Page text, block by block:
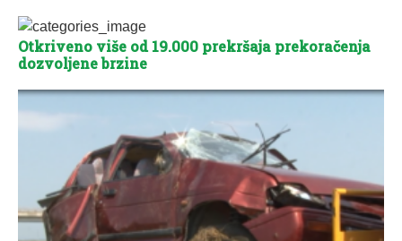
Otkriveno više od 19.000 prekršaja prekoračenja
dozvoljene brzine